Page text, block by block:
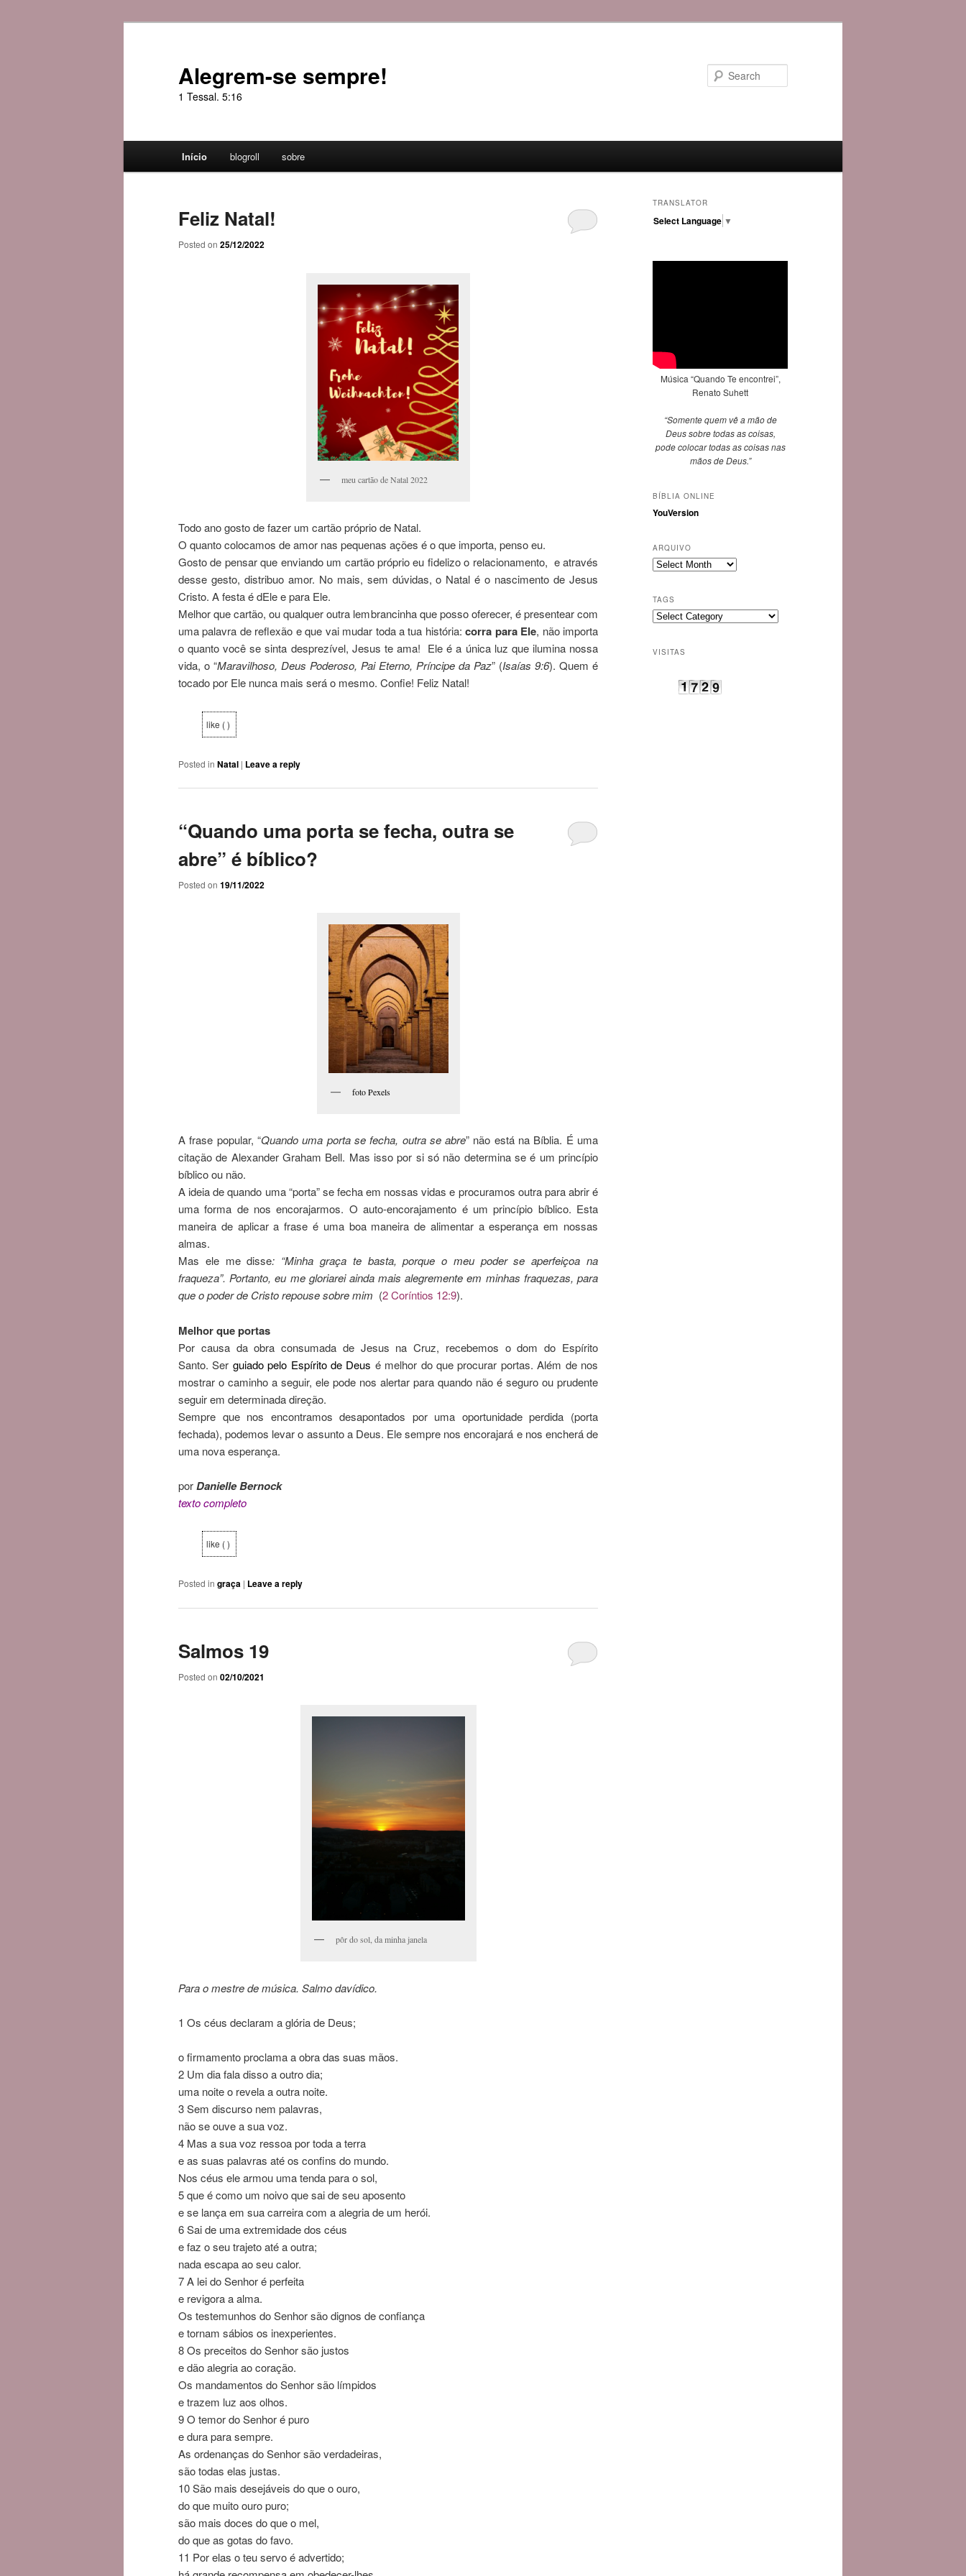
Alegrem-se sempre!
1 Tessal. 5:16
Início blogroll sobre
Feliz Natal!
Posted on 25/12/2022
meu cartão de Natal 2022
Todo ano gosto de fazer um cartão próprio de Natal.
O quanto colocamos de amor nas pequenas ações é o que importa, penso eu.
Gosto de pensar que enviando um cartão próprio eu fidelizo o relacionamento, e através
desse gesto, distribuo amor. No mais, sem dúvidas, o Natal é o nascimento de Jesus
Cristo. A festa é dEle e para Ele.
Melhor que cartão, ou qualquer outra lembrancinha que posso oferecer, é presentear com
uma palavra de reflexão e que vai mudar toda a tua história:corra para Ele, não importa
o quanto você se sinta desprezível, Jesus te ama! Ele é a única luz que ilumina nossa
vida, o “Maravilhoso, Deus Poderoso, Pai Eterno, Príncipe da Paz” (Isaías 9:6). Quem é
tocado por Ele nunca mais será o mesmo. Confie! Feliz Natal!
like ( )
Posted in Natal | Leave a reply
“Quando uma porta se fecha, outra se
abre” é bíblico?
Posted on 19/11/2022
foto Pexels
A frase popular, “Quando uma porta se fecha, outra se abre” não está na Bíblia. É uma
citação de Alexander Graham Bell. Mas isso por si só não determina se é um princípio
bíblico ou não.
A ideia de quando uma “porta” se fecha em nossas vidas e procuramos outra para abrir é
uma forma de nos encorajarmos. O auto-encorajamento é um princípio bíblico. Esta
maneira de aplicar a frase é uma boa maneira de alimentar a esperança em nossas
almas.
Mas ele me disse: “Minha graça te basta, porque o meu poder se aperfeiçoa na
fraqueza”. Portanto, eu me gloriarei ainda mais alegremente em minhas fraquezas, para
que o poder de Cristo repouse sobre mim (2 Coríntios 12:9).
Melhor que portas
Por causa da obra consumada de Jesus na Cruz, recebemos o dom do Espírito
Santo. Ser guiado pelo Espírito de Deus é melhor do que procurar portas. Além de nos
mostrar o caminho a seguir, ele pode nos alertar para quando não é seguro ou prudente
seguir em determinada direção.
Sempre que nos encontramos desapontados por uma oportunidade perdida (porta
fechada), podemos levar o assunto a Deus. Ele sempre nos encorajará e nos encherá de
uma nova esperança.
porDanielle Bernock
textocompleto
like ( )
Posted in graça | Leave a reply
Salmos 19
Posted on 02/10/2021
pôr do sol, da minha janela
Para o mestre de música. Salmo davídico.
1 Os céus declaram a glória de Deus;
o firmamento proclama a obra das suas mãos.
2 Um dia fala disso a outro dia;
uma noite o revela a outra noite.
3Sem discurso nem palavras,
não se ouve a sua voz.
4 Mas a sua voz ressoa por toda a terra
e as suas palavras até os confins do mundo.
Nos céus ele armou uma tenda para o sol,
5que é como um noivo que sai de seu aposento
e se lança em sua carreira com a alegria de um herói.
6Sai de uma extremidade dos céus
e faz o seu trajeto até a outra;
nada escapa ao seu calor.
7A lei doSenhoré perfeita
e revigora a alma.
Os testemunhos doSenhorsão dignos de confiança
e tornam sábios os inexperientes.
8Os preceitos doSenhorsão justos
e dão alegria ao coração.
Os mandamentos doSenhorsão límpidos
e trazem luz aos olhos.
9O temor doSenhoré puro
e dura para sempre.
As ordenanças doSenhorsão verdadeiras,
são todas elas justas.
10São mais desejáveis do que o ouro,
do que muito ouro puro;
são mais doces do que o mel,
do que as gotas do favo.
11 Por elas o teu servo é advertido;
TRANSLATOR
Select Language ▼
Música “Quando Te encontrei”,
Renato Suhett
“Somente quem vê a mão de
Deus sobre todas as coisas,
pode colocar todas as coisas nas
mãos de Deus.”
BÍBLIA ONLINE
YouVersion
ARQUIVO
Arquivo
TAGS
Tags
VISITAS